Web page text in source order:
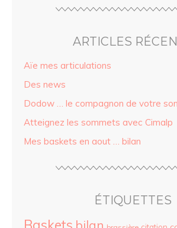
ARTICLES
Aïe mes articulations
Des news
Dodow … le compagnon de votre
Atteignez les sommets avec Cimalp
Mes baskets en aout … bilan
ÉTIQUETTES
Baskets bilan